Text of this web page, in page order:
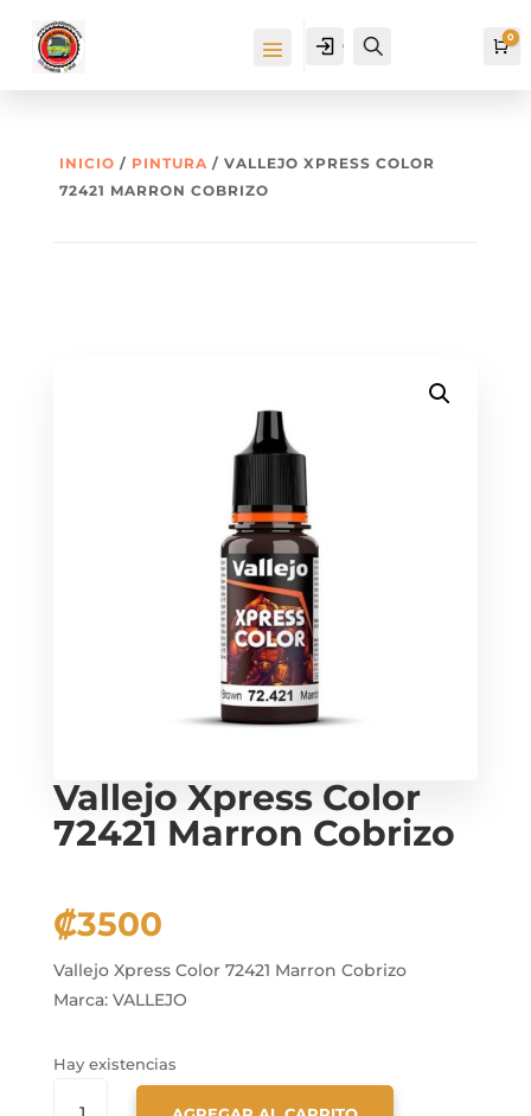
Cuenta 0
INICIO / PINTURA / VALLEJO XPRESS COLOR
72421 MARRON COBRIZO
Vallejo Xpress Color
72421 Marron Cobrizo
₡3500
Vallejo Xpress Color 72421 Marron Cobrizo
Marca: VALLEJO
Hay existencias